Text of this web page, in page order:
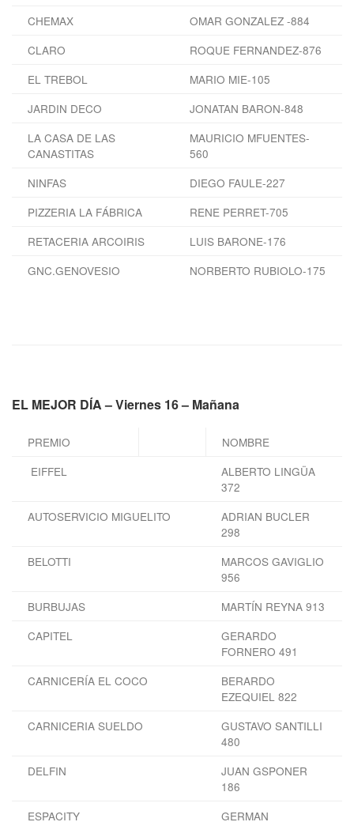
CHEMAX
OMAR GONZALEZ -884
CLARO
ROQUE FERNANDEZ-876
EL TREBOL
MARIO MIE-105
JARDIN DECO
JONATAN BARON-848
LA CASA DE LAS
CANASTITAS
MAURICIO MFUENTES-
560
NINFAS
DIEGO FAULE-227
PIZZERIA LA FÁBRICA
RENE PERRET-705
RETACERIA ARCOIRIS
LUIS BARONE-176
GNC.GENOVESIO
NORBERTO RUBIOLO-175
EL MEJOR DÍA – Viernes 16 – Mañana
PREMIO
NOMBRE
EIFFEL
ALBERTO LINGÜA
372
AUTOSERVICIO MIGUELITO
ADRIAN BUCLER
298
BELOTTI
MARCOS GAVIGLIO
956
BURBUJAS
MARTÍN REYNA 913
CAPITEL
GERARDO
FORNERO 491
CARNICERÍA EL COCO
BERARDO
EZEQUIEL 822
CARNICERIA SUELDO
GUSTAVO SANTILLI
480
DELFIN
JUAN GSPONER
186
ESPACITY
GERMAN